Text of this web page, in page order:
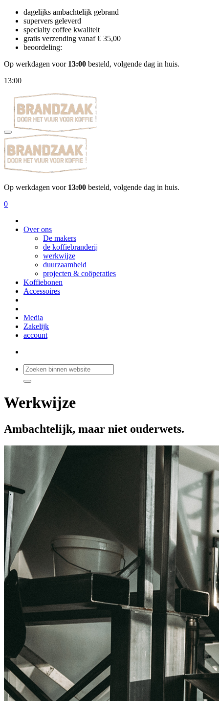
dagelijks ambachtelijk gebrand
supervers geleverd
specialty coffee kwaliteit
gratis verzending vanaf € 35,00
beoordeling:
Op werkdagen voor 13:00 besteld, volgende dag in huis.
13:00
Op werkdagen voor 13:00 besteld, volgende dag in huis.
0
Over ons
De makers
de koffiebranderij
werkwijze
duurzaamheid
projecten & coöperaties
Koffiebonen
Accessoires
Media
Zakelijk
account
Werkwijze
Ambachtelijk, maar niet ouderwets.